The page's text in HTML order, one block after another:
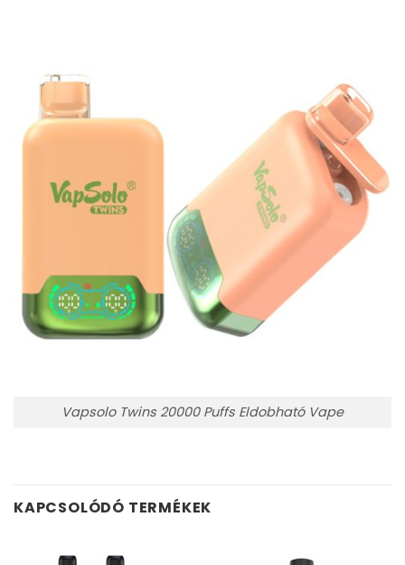
Vapsolo Twins 20000 Puffs Eldobható Vape
KAPCSOLÓDÓ TERMÉKEK